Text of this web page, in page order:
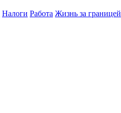
Налоги Работа Жизнь за границей